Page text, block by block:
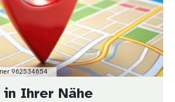
962534654
Ihrer Nähe